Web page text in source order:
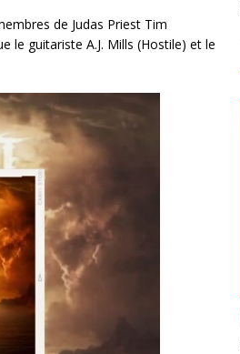
de Judas Priest Tim
le guitariste A.J. Mills (Hostile) et le